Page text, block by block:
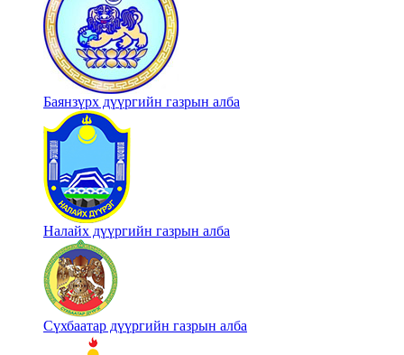
Баянзүрх дүүргийн газрын алба
Налайх дүүргийн газрын алба
Сүхбаатар дүүргийн газрын алба